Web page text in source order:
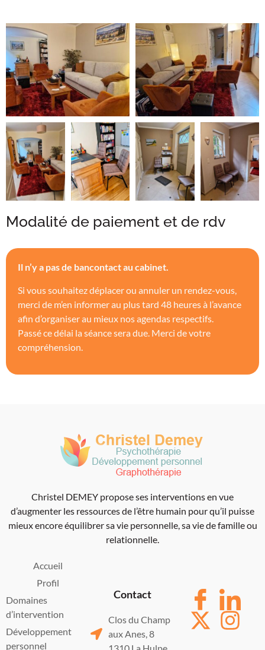
Modalité de paiement et de rdv
Il n’y a pas de bancontact au cabinet.
Si vous souhaitez déplacer ou annuler un rendez-vous,
merci de m’en informer au plus tard 48 heures à l’avance
afin d’organiser au mieux nos agendas respectifs.
Passé ce délai la séance sera due. Merci de votre
compréhension.
Christel DEMEY propose ses interventions en vue
d’augmenter les ressources de l’être humain pour qu’il puisse
mieux encore équilibrer sa vie personnelle, sa vie de famille ou
relationnelle.
Accueil
Profil
Domaines
d’intervention
Développement
personnel
Contact
Clos du Champ
aux Anes, 8